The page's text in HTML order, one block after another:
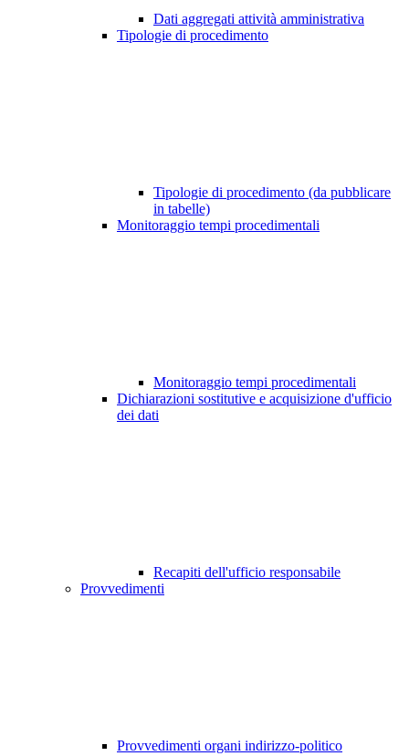
Dati aggregati attività amministrativa
Tipologie di procedimento
Tipologie di procedimento (da pubblicare
in tabelle)
Monitoraggio tempi procedimentali
Monitoraggio tempi procedimentali
Dichiarazioni sostitutive e acquisizione d'ufficio
dei dati
Recapiti dell'ufficio responsabile
Provvedimenti
Provvedimenti organi indirizzo-politico